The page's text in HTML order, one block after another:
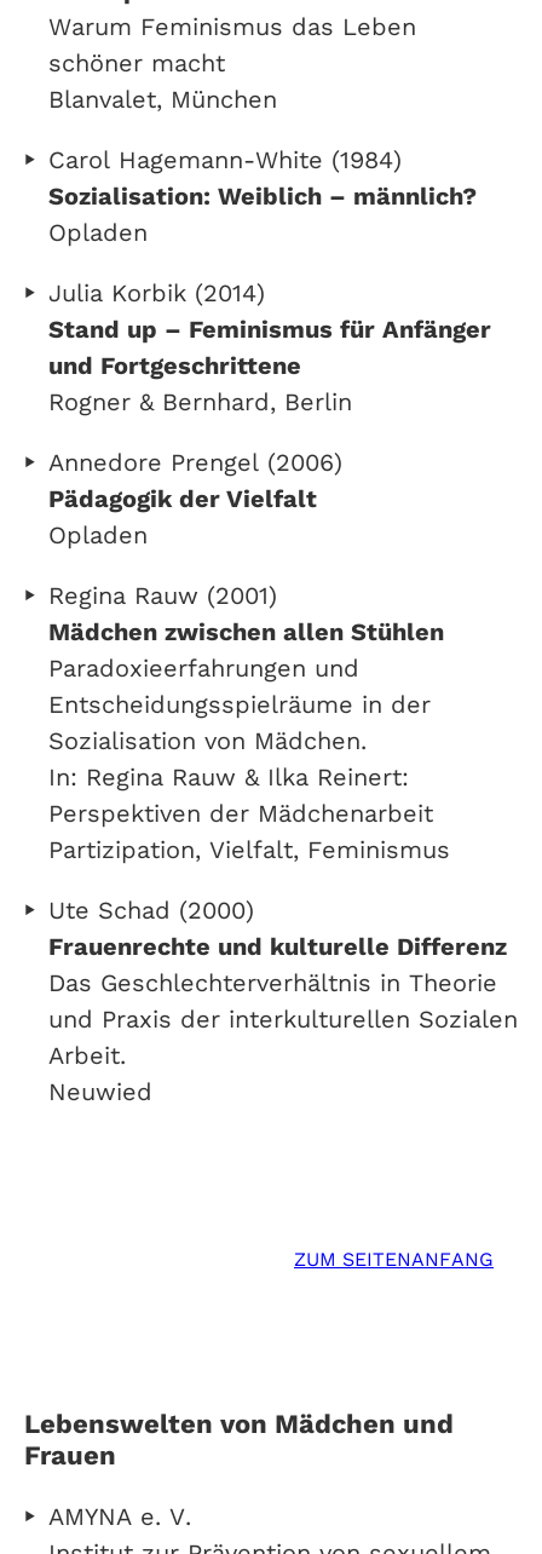
Warum Feminismus das Leben
schöner macht
Blanvalet, München
Carol Hagemann-White (1984)
Sozialisation: Weiblich – männlich?
Opladen
Julia Korbik (2014)
Stand up – Feminismus für Anfänger
und Fortgeschrittene
Rogner & Bernhard, Berlin
Annedore Prengel (2006)
Pädagogik der Vielfalt
Opladen
Regina Rauw (2001)
Mädchen zwischen allen Stühlen
Paradoxieerfahrungen und
Entscheidungsspielräume in der
Sozialisation von Mädchen.
In: Regina Rauw & Ilka Reinert:
Perspektiven der Mädchenarbeit
Partizipation, Vielfalt, Feminismus
Ute Schad (2000)
Frauenrechte und kulturelle Differenz
Das Geschlechterverhältnis in Theorie
und Praxis der interkulturellen Sozialen
Arbeit.
Neuwied
ZUM SEITENANFANG
Lebenswelten von Mädchen und
Frauen
AMYNA e. V.